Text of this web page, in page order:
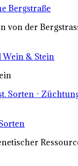
Bergstraße
von der
Wein & Stein
Sorten -